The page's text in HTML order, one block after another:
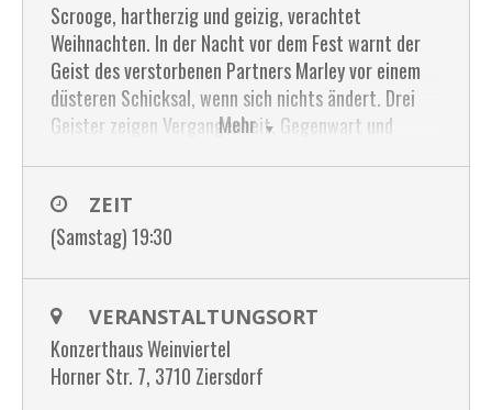
Mehr
Scrooge, hartherzig und geizig, verachtet
Weihnachten. In der Nacht vor dem Fest warnt der
Geist des verstorbenen Partners Marley vor einem
düsteren Schicksal, wenn sich nichts ändert. Drei
Geister zeigen Vergangenheit, Gegenwart und
Preis: EUR 25,00
Tickets: Marktgemeinde Ziersdorf, Eva Strassl,
Hauptplatz 1, 3710 Ziersdorf, Telefon: 02956 2204
16 oder unter office@konzerthaus-weinviertel.at
oder
ZEIT
(Samstag) 19:30
VERANSTALTUNGSORT
Konzerthaus Weinviertel
Horner Str. 7, 3710 Ziersdorf